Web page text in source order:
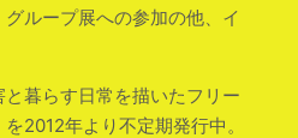
ループ展への参加の他、イ
暮らす日常を描いたフリー
2012年より不定期発行中。